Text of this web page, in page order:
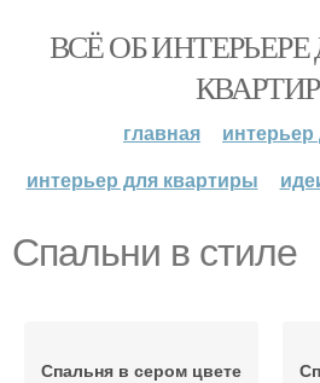
ВСЁ ОБ
главная
интерьер для квартиры
Спальни в стиле
Спальня в сером цвете